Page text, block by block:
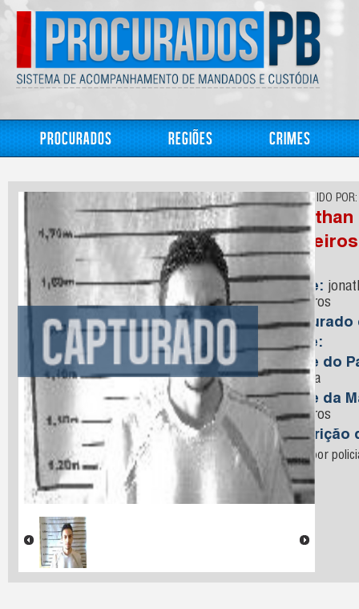
Procurados Regiões Crimes
CONHECIDO POR:
Medeiros
Nome:
Medeiros
Capturado
Idade:
Nome do
Ferreira
Nome da
Medeiros
Descrição
Preso por